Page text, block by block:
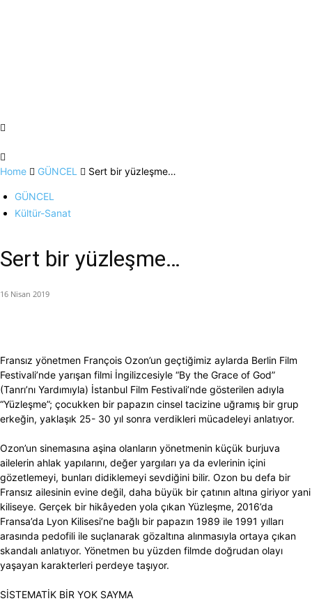
Home GÜNCEL Sert bir yüzleşme…
GÜNCEL
Kültür-Sanat
Sert bir yüzleşme…
16 Nisan 2019
Fransız yönetmen François Ozon’un geçtiğimiz aylarda Berlin Film
Festivali’nde yarışan filmi İngilizcesiyle “By the Grace of God”
(Tanrı’nı Yardımıyla) İstanbul Film Festivali’nde gösterilen adıyla
“Yüzleşme”; çocukken bir papazın cinsel tacizine uğramış bir grup
erkeğin, yaklaşık 25- 30 yıl sonra verdikleri mücadeleyi anlatıyor.
Ozon’un sinemasına aşina olanların yönetmenin küçük burjuva
ailelerin ahlak yapılarını, değer yargıları ya da evlerinin içini
gözetlemeyi, bunları didiklemeyi sevdiğini bilir. Ozon bu defa bir
Fransız ailesinin evine değil, daha büyük bir çatının altına giriyor yani
kiliseye. Gerçek bir hikâyeden yola çıkan Yüzleşme, 2016’da
Fransa’da Lyon Kilisesi’ne bağlı bir papazın 1989 ile 1991 yılları
arasında pedofili ile suçlanarak gözaltına alınmasıyla ortaya çıkan
skandalı anlatıyor. Yönetmen bu yüzden filmde doğrudan olayı
yaşayan karakterleri perdeye taşıyor.
SİSTEMATİK BİR YOK SAYMA